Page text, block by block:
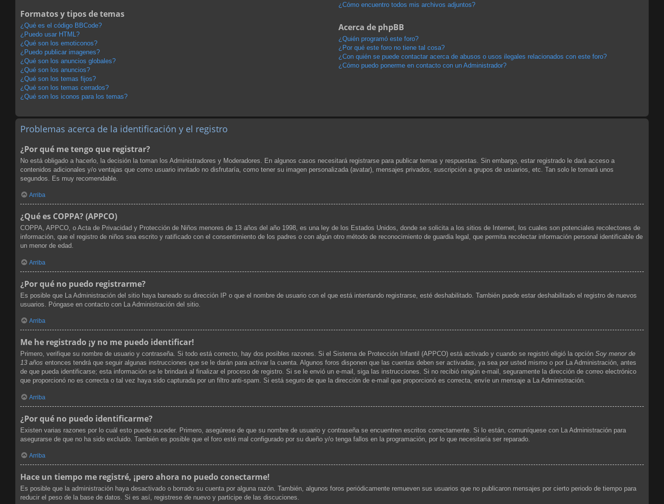
Formatos y tipos de temas
¿Qué es el código BBCode?
¿Puedo usar HTML?
¿Qué son los emoticonos?
¿Puedo publicar imagenes?
¿Qué son los anuncios globales?
¿Qué son los anuncios?
¿Qué son los temas fijos?
¿Qué son los temas cerrados?
¿Qué son los iconos para los temas?
¿Cómo encuentro todos mis archivos adjuntos?
Acerca de phpBB
¿Quién programó este foro?
¿Por qué este foro no tiene tal cosa?
¿Con quién se puede contactar acerca de abusos o usos ilegales relacionados con este foro?
¿Cómo puedo ponerme en contacto con un Administrador?
Problemas acerca de la identificación y el registro
¿Por qué me tengo que registrar?
No está obligado a hacerlo, la decisión la toman los Administradores y Moderadores. En algunos casos necesitará registrarse para publicar temas y respuestas. Sin embargo, estar registrado le dará acceso a
contenidos adicionales y/o ventajas que como usuario invitado no disfrutaría, como tener su imagen personalizada (avatar), mensajes privados, suscripción a grupos de usuarios, etc. Tan solo le tomará unos
segundos. Es muy recomendable.
Arriba
¿Qué es COPPA? (APPCO)
COPPA, APPCO, o Acta de Privacidad y Protección de Niños menores de 13 años del año 1998, es una ley de los Estados Unidos, donde se solicita a los sitios de Internet, los cuales son potenciales recolectores de
información, que el registro de niños sea escrito y ratificado con el consentimiento de los padres o con algún otro método de reconocimiento de guardia legal, que permita recolectar información personal identificable de
un menor de edad.
Arriba
¿Por qué no puedo registrarme?
Es posible que La Administración del sitio haya baneado su dirección IP o que el nombre de usuario con el que está intentando registrarse, esté deshabilitado. También puede estar deshabilitado el registro de nuevos
usuarios. Póngase en contacto con La Administración del sitio.
Arriba
Me he registrado ¡y no me puedo identificar!
Primero, verifique su nombre de usuario y contraseña. Si todo está correcto, hay dos posibles razones. Si el Sistema de Protección Infantil (APPCO) está activado y cuando se registró eligió la opción Soy menor de
13 años entonces tendrá que seguir algunas instrucciones que se le darán para activar la cuenta. Algunos foros disponen que las cuentas deben ser activadas, ya sea por usted mismo o por La Administración, antes
de que pueda identificarse; esta información se le brindará al finalizar el proceso de registro. Si se le envió un e-mail, siga las instrucciones. Si no recibió ningún e-mail, seguramente la dirección de correo electrónico
que proporcionó no es correcta o tal vez haya sido capturada por un filtro anti-spam. Si está seguro de que la dirección de e-mail que proporcionó es correcta, envíe un mensaje a La Administración.
Arriba
¿Por qué no puedo identificarme?
Existen varias razones por lo cuál esto puede suceder. Primero, asegúrese de que su nombre de usuario y contraseña se encuentren escritos correctamente. Si lo están, comuníquese con La Administración para
asegurarse de que no ha sido excluido. También es posible que el foro esté mal configurado por su dueño y/o tenga fallos en la programación, por lo que necesitaría ser reparado.
Arriba
Hace un tiempo me registré, ¡pero ahora no puedo conectarme!
Es posible que la administración haya desactivado o borrado su cuenta por alguna razón. También, algunos foros periódicamente remueven sus usuarios que no publicaron mensajes por cierto periodo de tiempo para
reducir el peso de la base de datos. Si es así, registrese de nuevo y participe de las discuciones.